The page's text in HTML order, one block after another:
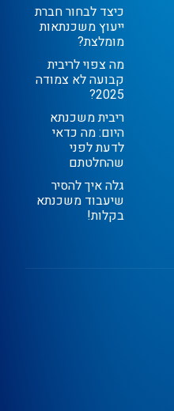
כיצד לבחור חברת
ייעוץ משכנתאות
מומלצת?
מה צפוי לריבית
קבועה לא צמודה
2025?
ריבית משכנתא
היום: מה כדאי
לדעת לפני
שהחלטתם
גלה איך להסיר
שיעבוד משכנתא
בקלות!